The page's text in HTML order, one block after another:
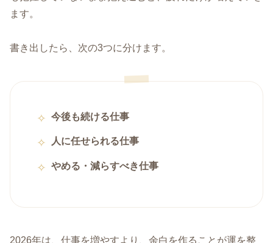
ます。
書き出したら、次の3つに分けます。
今後も続ける仕事
人に任せられる仕事
やめる・減らすべき仕事
2026年は、仕事を増やすより、余白を作ることが運を整